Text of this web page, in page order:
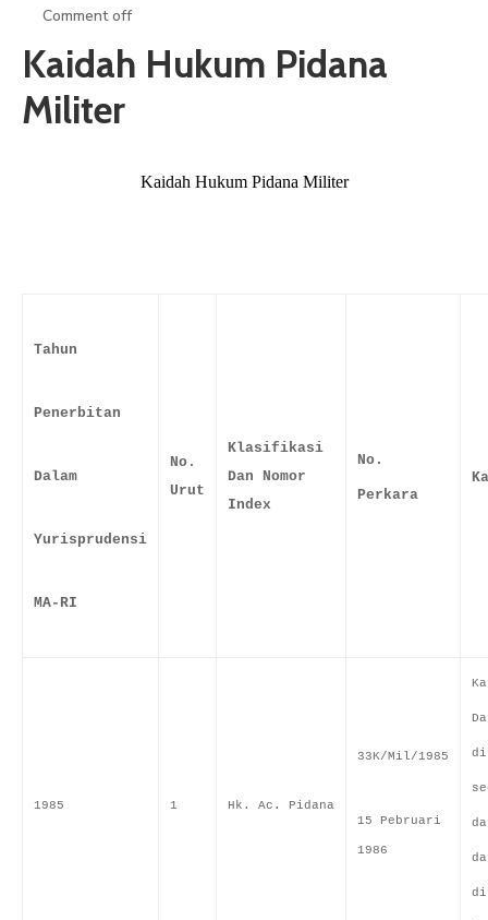
GALERI
Comment off
Kaidah Hukum Pidana
Militer
Kaidah Hukum Pidana Militer
Tahun
Penerbitan
Dalam
Yurisprudensi
MA-RI
No.
Urut
Klasifikasi
Dan Nomor
Index
No.
Perkara
1985 1 Hk. Ac. Pidana
33K/Mil/1985
15 Pebruari
1986